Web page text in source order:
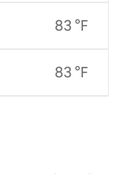
83 °F
83 °F